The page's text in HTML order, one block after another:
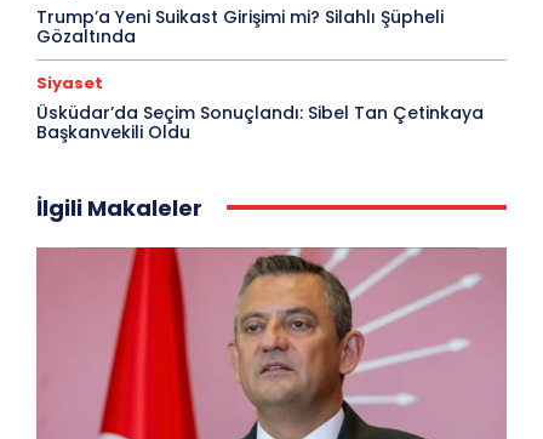
Trump’a Yeni Suikast Girişimi mi? Silahlı Şüpheli
Gözaltında
Siyaset
Üsküdar’da Seçim Sonuçlandı: Sibel Tan Çetinkaya
Başkanvekili Oldu
İlgili Makaleler